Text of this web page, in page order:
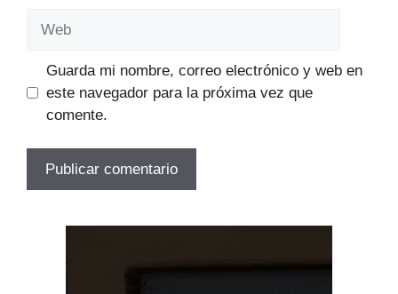
Guarda mi nombre, correo electrónico y web en
este navegador para la próxima vez que
comente.